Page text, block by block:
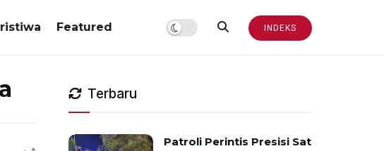
Featured INDEKS
Terbaru
Patroli Perintis Presisi Sat